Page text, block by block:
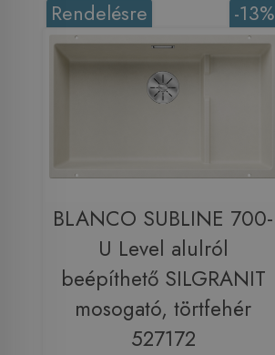
-13%
Rendelésre
BLANCO SUBLINE 700-
U Level alulról
beépíthető SILGRANIT
mosogató, törtfehér
527172